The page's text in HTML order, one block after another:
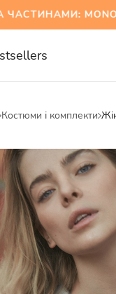
Костюми і комплекти